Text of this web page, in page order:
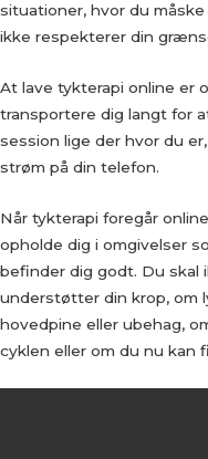
situationer, hvor du
ikke respekterer din
At lave tykterapi online er
transportere dig langt for
session lige der hvor du
strøm på din telefon.
Når tykterapi foregår
opholde dig i omgivelser
befinder dig godt. Du skal
understøtter din krop, om
hovedpine eller ubehag,
cyklen eller om du nu kan